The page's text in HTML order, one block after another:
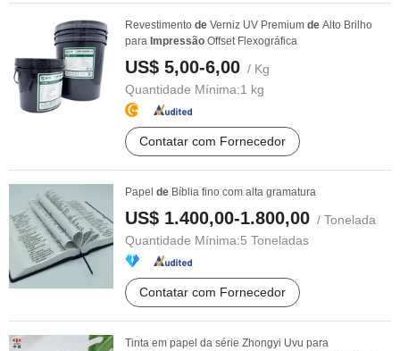
Revestimento de Verniz UV Premium de Alto Brilho
para Impressão Offset Flexográfica
US$ 5,00-6,00 / Kg
Quantidade Mínima:1 kg
Contatar com Fornecedor
Papel de Bíblia fino com alta gramatura
US$ 1.400,00-1.800,00 / Tonelada
Quantidade Mínima:5 Toneladas
Contatar com Fornecedor
Tinta em papel da série Zhongyi Uvu para